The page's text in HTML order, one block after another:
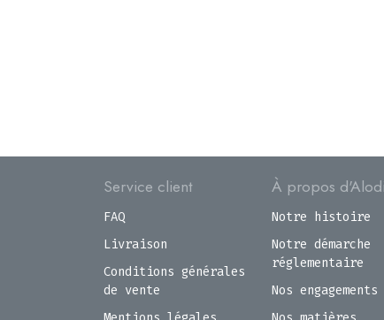
Service client
FAQ
Livraison
Conditions générales
de vente
À propos
Notre histoire
Notre démarche
réglementaire
Nos engagements